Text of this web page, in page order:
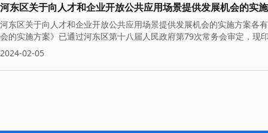
河东区关于向人才和企业开放公共应用场景提供发展机会的实
河东区关于向人才和企业开放公共应用场景提供发展机会的实施方案
会的实施方案》已通过河东区第十八届人民政府第79次常务会审定，现
2024-02-05